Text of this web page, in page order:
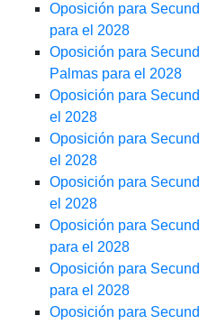
Oposición para
para el 2028
Oposición para
Palmas para el 2028
Oposición para
el 2028
Oposición para
el 2028
Oposición para
el 2028
Oposición para
para el 2028
Oposición para
para el 2028
Oposición para